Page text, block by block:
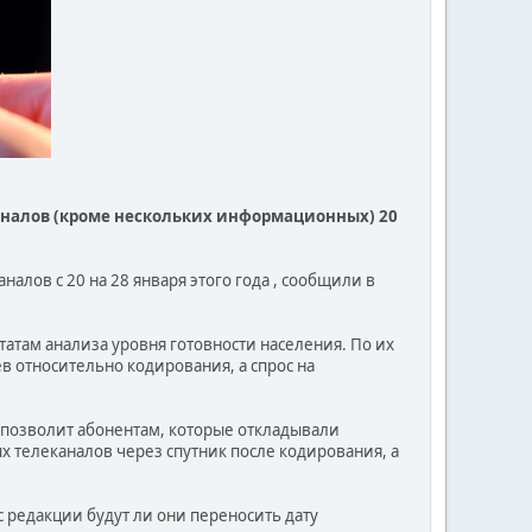
(кроме нескольких информационных) 20
с 20 на 28 января этого года , сообщили в
анализа уровня готовности населения. По их
кодирования, а спрос на
абонентам, которые откладывали
через спутник после кодирования, а
будут ли они переносить дату